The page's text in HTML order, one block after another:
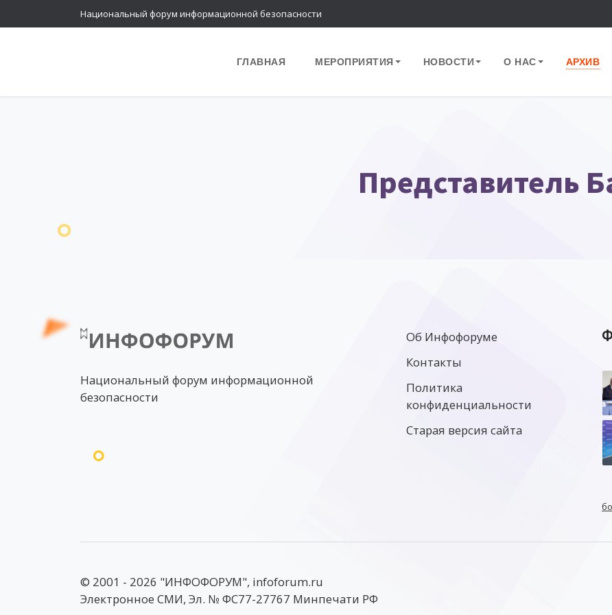
Национальный форум информационной безопасности
ГЛАВНАЯ МЕРОПРИЯТИЯ НОВОСТИ О НАС АРХИВ
Представитель
Национальный форум информационной
безопасности
Об Инфофоруме
Контакты
Политика
конфиденциальности
Старая версия сайта
© 2001 - 2026 "ИНФОФОРУМ", infoforum.ru
Электронное СМИ, Эл. № ФС77-27767 Минпечати РФ